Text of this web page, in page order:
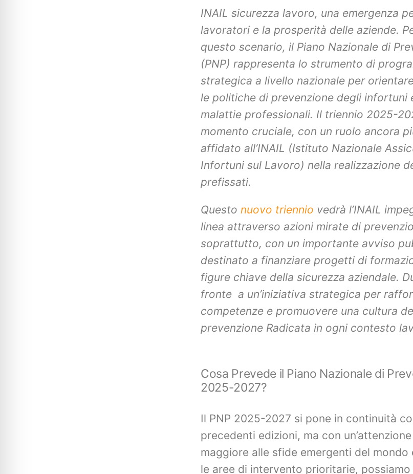
INAIL sicurezza lavoro, una emergenza
lavoratori e la prosperità delle aziende.
questo scenario, il Piano Nazionale di
(PNP) rappresenta lo strumento di
strategica a livello nazionale per
le politiche di prevenzione degli infortuni
malattie professionali. Il triennio 2025-
momento cruciale, con un ruolo ancora
affidato all’INAIL (Istituto Nazionale
Infortuni sul Lavoro) nella realizzazione
prefissati.
Questo nuovo triennio vedrà l’INAIL
linea attraverso azioni mirate di
soprattutto, con un importante avviso
destinato a finanziare progetti di
figure chiave della sicurezza aziendale.
fronte a un’iniziativa strategica per
competenze e promuovere una cultura
prevenzione Radicata in ogni contesto
Cosa Prevede il Piano Nazionale di
2025-2027?
Il PNP 2025-2027 si pone in continuità
precedenti edizioni, ma con
maggiore alle sfide emergenti del mondo
le aree di intervento prioritarie, possiamo